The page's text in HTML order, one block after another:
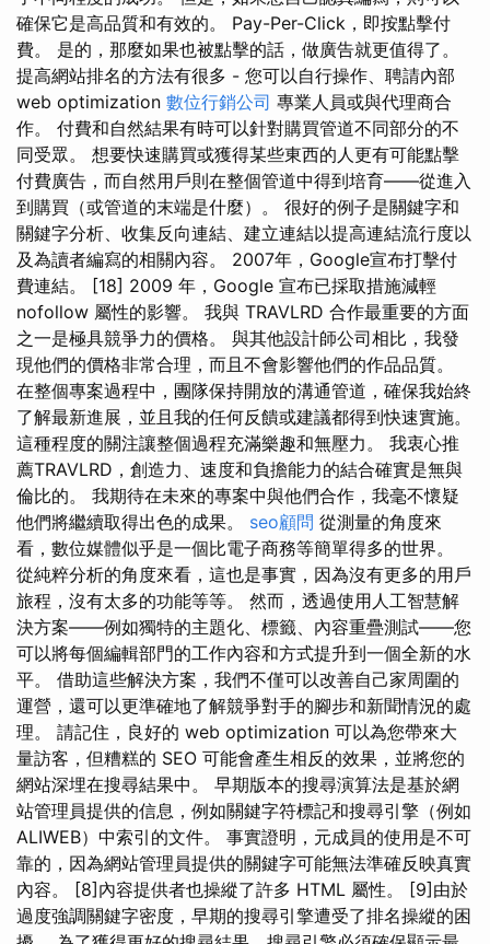
確保它是高品質和有效的。 Pay-Per-Click，即按點擊付
費。 是的，那麼如果也被點擊的話，做廣告就更值得了。
提高網站排名的方法有很多 - 您可以自行操作、聘請內部
web optimization 數位行銷公司 專業人員或與代理商合
作。 付費和自然結果有時可以針對購買管道不同部分的不
同受眾。 想要快速購買或獲得某些東西的人更有可能點擊
付費廣告，而自然用戶則在整個管道中得到培育——從進入
到購買（或管道的末端是什麼）。 很好的例子是關鍵字和
關鍵字分析、收集反向連結、建立連結以提高連結流行度以
及為讀者編寫的相關內容。 2007年，Google宣布打擊付
費連結。 [18] 2009 年，Google 宣布已採取措施減輕
nofollow 屬性的影響。 我與 TRAVLRD 合作最重要的方面
之一是極具競爭力的價格。 與其他設計師公司相比，我發
現他們的價格非常合理，而且不會影響他們的作品品質。
在整個專案過程中，團隊保持開放的溝通管道，確保我始終
了解最新進展，並且我的任何反饋或建議都得到快速實施。
這種程度的關注讓整個過程充滿樂趣和無壓力。 我衷心推
薦TRAVLRD，創造力、速度和負擔能力的結合確實是無與
倫比的。 我期待在未來的專案中與他們合作，我毫不懷疑
他們將繼續取得出色的成果。 seo顧問 從測量的角度來
看，數位媒體似乎是一個比電子商務等簡單得多的世界。
從純粹分析的角度來看，這也是事實，因為沒有更多的用戶
旅程，沒有太多的功能等等。 然而，透過使用人工智慧解
決方案——例如獨特的主題化、標籤、內容重疊測試——您
可以將每個編輯部門的工作內容和方式提升到一個全新的水
平。 借助這些解決方案，我們不僅可以改善自己家周圍的
運營，還可以更準確地了解競爭對手的腳步和新聞情況的處
理。 請記住，良好的 web optimization 可以為您帶來大
量訪客，但糟糕的 SEO 可能會產生相反的效果，並將您的
網站深埋在搜尋結果中。 早期版本的搜尋演算法是基於網
站管理員提供的信息，例如關鍵字符標記和搜尋引擎（例如
ALIWEB）中索引的文件。 事實證明，元成員的使用是不可
靠的，因為網站管理員提供的關鍵字可能無法準確反映真實
內容。 [8]內容提供者也操縱了許多 HTML 屬性。 [9]由於
過度強調關鍵字密度，早期的搜尋引擎遭受了排名操縱的困